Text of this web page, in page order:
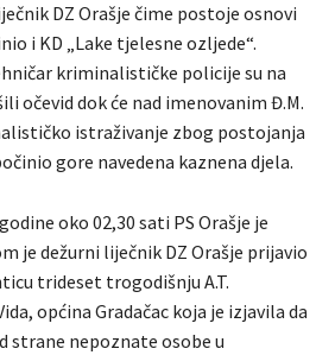
DZ Orašje čime postoje osnovi
i KD „Lake tjelesne ozljede“.
kriminalističke policije su na
očevid dok će nad imenovanim Đ.M.
istraživanje zbog postojanja
gore navedena kaznena djela.
oko 02,30 sati PS Orašje je
je dežurni liječnik DZ Orašje prijavio
trideset trogodišnju A.T.
općina Gradačac koja je izjavila da
strane nepoznate osobe u